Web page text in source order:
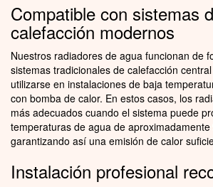
Compatible con sistemas
calefacción modernos
Nuestros radiadores de agua funcionan de
sistemas tradicionales de calefacción
utilizarse en instalaciones de baja
con bomba de calor. En estos casos, los
más adecuados cuando el sistema puede
temperaturas de agua de aproximadamente
garantizando así una emisión de calor
Instalación profesional